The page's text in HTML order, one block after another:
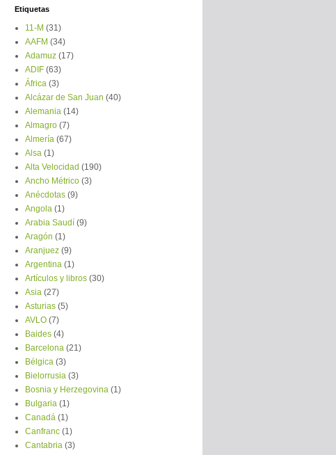
Etiquetas
11-M (31)
AAFM (34)
Adamuz (17)
ADIF (63)
África (3)
Alcázar de San Juan (40)
Alemania (14)
Almagro (7)
Almería (67)
Alsa (1)
Alta Velocidad (190)
Ancho Métrico (3)
Anécdotas (9)
Angola (1)
Arabia Saudí (9)
Aragón (1)
Aranjuez (9)
Argentina (1)
Artículos y libros (30)
Asia (27)
Asturias (5)
AVLO (7)
Baides (4)
Barcelona (21)
Bélgica (3)
Bielorrusia (3)
Bosnia y Herzegovina (1)
Bulgaria (1)
Canadá (1)
Canfranc (1)
Cantabria (3)